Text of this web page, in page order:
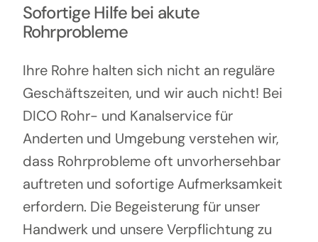
Sofortige Hilfe bei akute
Rohrprobleme
Ihre Rohre halten sich nicht an reguläre
Geschäftszeiten, und wir auch nicht! Bei
DICO Rohr- und Kanalservice für
Anderten und Umgebung verstehen wir,
dass Rohrprobleme oft unvorhersehbar
auftreten und sofortige Aufmerksamkeit
erfordern. Die Begeisterung für unser
Handwerk und unsere Verpflichtung zu